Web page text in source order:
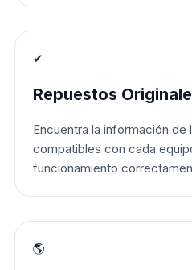
✔
Repuestos
Encuentra la información
compatibles con cada
funcionamiento
🌎